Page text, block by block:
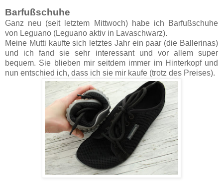
Barfußschuhe
Ganz neu (seit letztem Mittwoch) habe ich Barfußschuhe
von Leguano (Leguano aktiv in Lavaschwarz).
Meine Mutti kaufte sich letztes Jahr ein paar (die Ballerinas)
und ich fand sie sehr interessant und vor allem super
bequem. Sie blieben mir seitdem immer im Hinterkopf und
nun entschied ich, dass ich sie mir kaufe (trotz des Preises).